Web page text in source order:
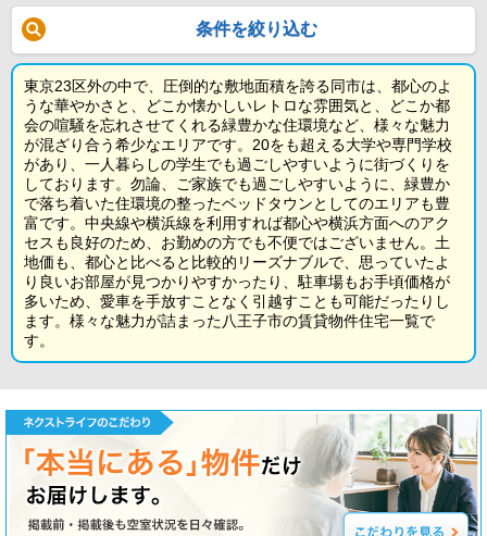
条件を絞り込む
東京23区外の中で、圧倒的な敷地面積を誇る同市は、都心のよ
うな華やかさと、どこか懐かしいレトロな雰囲気と、どこか都
会の喧騒を忘れさせてくれる緑豊かな住環境など、様々な魅力
が混ざり合う希少なエリアです。20をも超える大学や専門学校
があり、一人暮らしの学生でも過ごしやすいように街づくりを
しております。勿論、ご家族でも過ごしやすいように、緑豊か
で落ち着いた住環境の整ったベッドタウンとしてのエリアも豊
富です。中央線や横浜線を利用すれば都心や横浜方面へのアク
セスも良好のため、お勤めの方でも不便ではございません。土
地価も、都心と比べると比較的リーズナブルで、思っていたよ
り良いお部屋が見つかりやすかったり、駐車場もお手頃価格が
多いため、愛車を手放すことなく引越すことも可能だったりし
ます。様々な魅力が詰まった八王子市の賃貸物件住宅一覧で
す。